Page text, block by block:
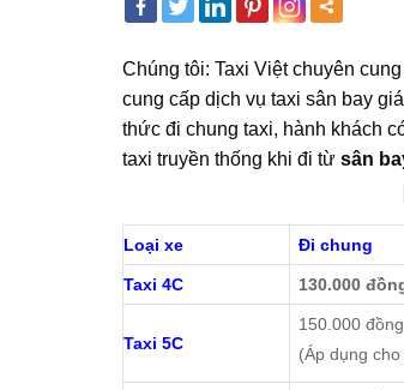
Chúng tôi: Taxi Việt chuyên
cung cấp dịch vụ taxi sân bay
thức đi chung taxi, hành khách
taxi truyền thống khi đi từ sân
Loại xe Đi chung
Taxi 4C 130.000
Taxi 5C
150.000 đồng
(Áp dụng